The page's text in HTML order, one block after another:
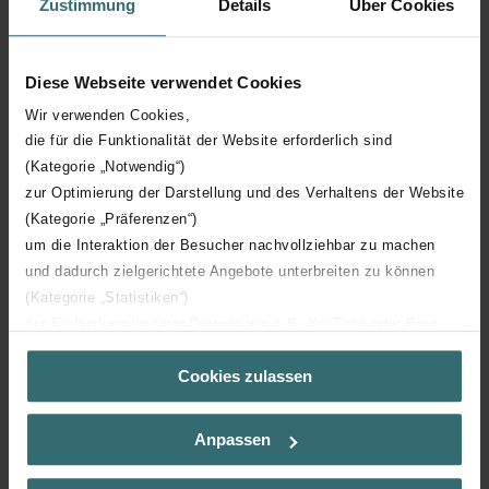
Zustimmung Details Über Cookies
Diese Webseite verwendet Cookies
Wir verwenden Cookies,
die für die Funktionalität der Website erforderlich sind
(Kategorie „Notwendig“)
zur Optimierung der Darstellung und des Verhaltens der Website
(Kategorie „Präferenzen“)
um die Interaktion der Besucher nachvollziehbar zu machen
und dadurch zielgerichtete Angebote unterbreiten zu können
(Kategorie „Statistiken“)
(Kategorie „Marketing“)
Über „Details zeigen“ bzw. die Datenschutzerklärung erhalten
Sie weitere Informationen. Durch die Auswahl der Kategorie
der Auswahl von „Statistiken“ willigen Sie ein, dass wir Ihren
Besuchsverlauf auf unserer Website verwenden, um Ihnen die
Cookies zulassen
Anpassen
Orientation
Certification CE
Certification NF
Téléchargements